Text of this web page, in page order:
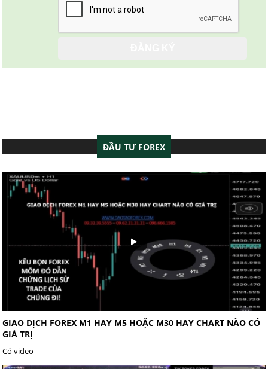
ĐẦU TƯ FOREX
GIAO DỊCH FOREX M1 HAY M5 HOẶC M30 HAY CHART NÀO CÓ
GIÁ TRỊ
Có video